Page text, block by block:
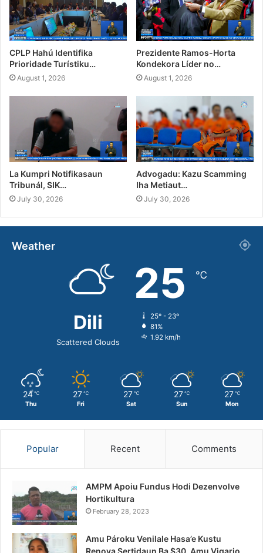
CPLP Hahú Identifika
Prioridade Turístiku…
August 1, 2026
Prezidente Ramos-Horta
Kondekora Líder no…
August 1, 2026
La Kumpri Notifikasaun
Tribunál, SIK…
July 30, 2026
Advogadu: Kazu Scamming
Iha Metiaut…
July 30, 2026
Weather
Dili
Scattered Clouds
25 ℃
25º - 23º
81%
1.92 km/h
24 ℃
Thu
27 ℃
Fri
27 ℃
Sat
27 ℃
Sun
27 ℃
Mon
Popular Recent Comments
AMPM Apoiu Fundus Hodi Dezenvolve
Hortikultura
February 28, 2023
Amu Pároku Venilale Hasa’e Kustu
Renova Sertidaun Ba $30, Amu Vigario